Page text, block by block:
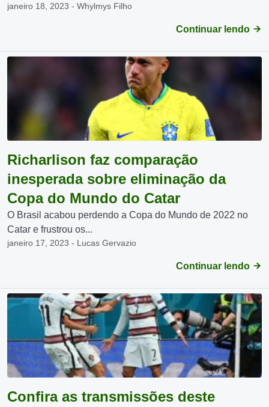
janeiro 18, 2023 - Whylmys Filho
Continuar lendo
Richarlison faz comparação
inesperada sobre eliminação da
Copa do Mundo do Catar
O Brasil acabou perdendo a Copa do Mundo de 2022 no
Catar e frustrou os...
janeiro 17, 2023 - Lucas Gervazio
Continuar lendo
Confira as transmissões deste